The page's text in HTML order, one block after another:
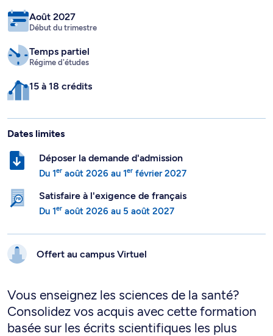
Août 2027
Début du trimestre
Temps partiel
Régime d'études
15 à 18 crédits
Dates limites
Déposer la demande d'admission
Du 1er août 2026 au 1er février 2027
Satisfaire à l'exigence de français
Du 1er août 2026 au 5 août 2027
Offert au campus Virtuel
Vous enseignez les sciences de la santé?
Consolidez vos acquis avec cette formation
basée sur les écrits scientifiques les plus